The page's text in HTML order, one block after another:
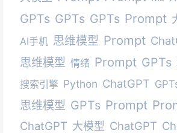
GPTs GPTs GPTs Prompt
AI手机 思维模型 Prompt
思维模型 情绪 Prompt GPTs
搜索引擎 Python ChatGPT
思维模型 GPTs Prompt
ChatGPT 大模型 ChatGPT